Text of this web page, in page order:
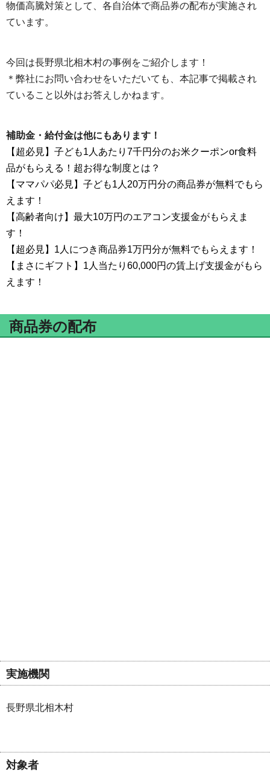
物価高騰対策として、各自治体で商品券の配布が実施され
ています。
今回は長野県北相木村の事例をご紹介します！
＊弊社にお問い合わせをいただいても、本記事で掲載され
ていること以外はお答えしかねます。
補助金・給付金は他にもあります！
【超必見】子ども1人あたり7千円分のお米クーポンor食料
品がもらえる！超お得な制度とは？
【ママパパ必見】子ども1人20万円分の商品券が無料でもら
えます！
【高齢者向け】最大10万円のエアコン支援金がもらえま
す！
【超必見】1人につき商品券1万円分が無料でもらえます！
【まさにギフト】1人当たり60,000円の賃上げ支援金がもら
えます！
商品券の配布
実施機関
長野県北相木村
対象者